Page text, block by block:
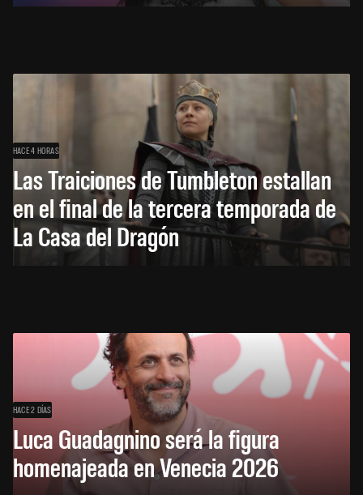
HACE 4 HORAS
Las Traiciones de Tumbleton estallan
en el final de la tercera temporada de
La Casa del Dragón
HACE 2 DÍAS
Luca Guadagnino será la figura
homenajeada en Venecia 2026